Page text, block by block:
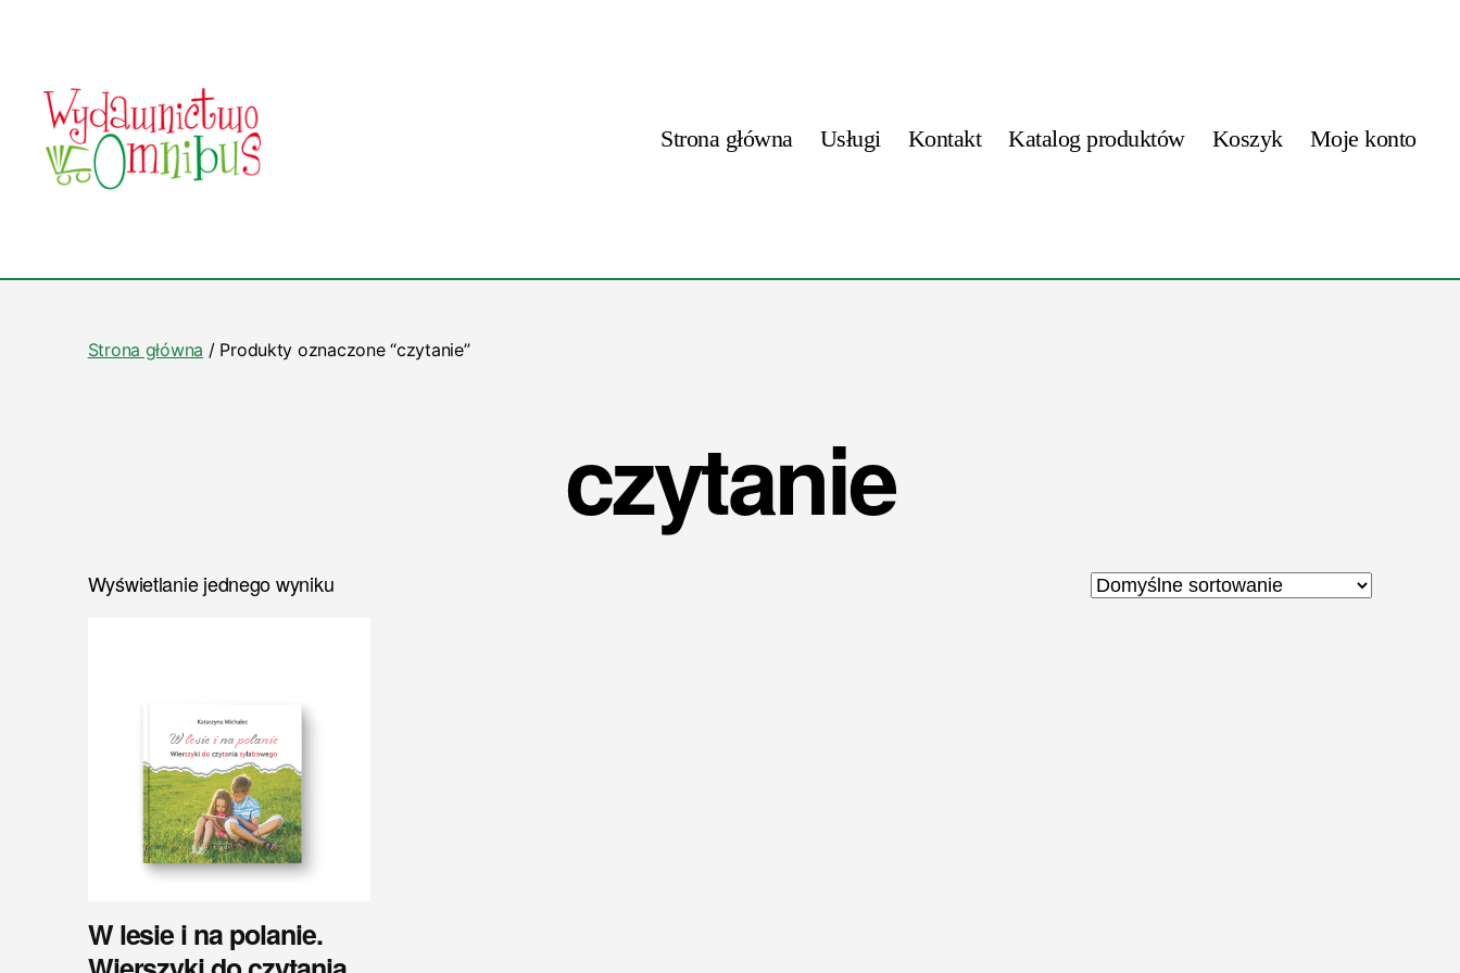
Omnibus
Strona główna Usługi Kontakt Katalog produktów Koszyk Moje konto
Strona główna / Produkty oznaczone “czytanie”
czytanie
Wyświetlanie jednego wyniku
W lesie i na polanie.